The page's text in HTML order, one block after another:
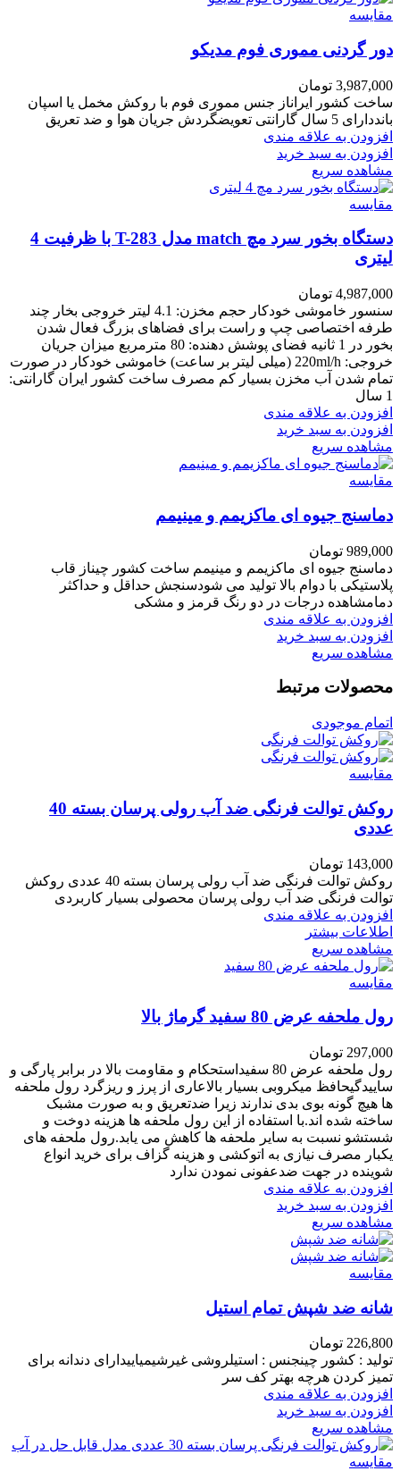
مقایسه
دور گردنی مموری فوم مدیکو
3,987,000 تومان
ساخت کشور ایراناز جنس مموری فوم با روکش مخمل یا اسپان
بانددارای 5 سال گارانتی تعویضگردش جریان هوا و ضد تعریق
افزودن به علاقه مندی
افزودن به سبد خرید
مشاهده سریع
مقایسه
دستگاه بخور سرد مچ match مدل T-283 با ظرفیت 4
لیتری
4,987,000 تومان
سنسور خاموشی خودکار حجم مخزن: 4.1 لیتر خروجی بخار چند
طرفه اختصاصی چپ و راست برای فضاهای بزرگ فعال شدن
بخور در 1 ثانیه فضای پوشش دهنده: 80 مترمربع میزان جریان
خروجی: 220ml/h (میلی لیتر بر ساعت) خاموشی خودکار در صورت
تمام شدن آب مخزن بسیار کم مصرف ساخت کشور ایران گارانتی:
1 سال
افزودن به علاقه مندی
افزودن به سبد خرید
مشاهده سریع
مقایسه
دماسنج جیوه ای ماکزیمم و مینیمم
989,000 تومان
دماسنج جیوه ای ماکزیمم و مینیمم ساخت کشور چیناز قاب
پلاستیکی با دوام بالا تولید می شودسنجش حداقل و حداکثر
دمامشاهده درجات در دو رنگ قرمز و مشکی
افزودن به علاقه مندی
افزودن به سبد خرید
مشاهده سریع
محصولات مرتبط
اتمام موجودی
مقایسه
روکش توالت فرنگی ضد آب رولی پرسان بسته 40
عددی
143,000 تومان
روکش توالت فرنگی ضد آب رولی پرسان بسته 40 عددی روکش
توالت فرنگی ضد آب رولی پرسان محصولی بسیار کاربردی
افزودن به علاقه مندی
اطلاعات بیشتر
مشاهده سریع
مقایسه
رول ملحفه عرض 80 سفید گرماژ بالا
297,000 تومان
رول ملحفه عرض 80 سفیداستحکام و مقاومت بالا در برابر پارگی و
ساییدگیحافظ میکروبی بسیار بالاعاری از پرز و ریزگرد رول ملحفه
ها هیچ گونه بوی بدی ندارند زیرا ضدتعریق و به صورت مشبک
ساخته شده اند.با استفاده از این رول ملحفه ها هزینه دوخت و
شستشو نسبت به سایر ملحفه ها کاهش می یابد.رول ملحفه های
یکبار مصرف نیازی به اتوکشی و هزینه گزاف برای خرید انواع
شوینده در جهت ضدعفونی نمودن ندارد
افزودن به علاقه مندی
افزودن به سبد خرید
مشاهده سریع
مقایسه
شانه ضد شپش تمام استیل
226,800 تومان
تولید : کشور چینجنس : استیلروشی غیرشیمیاییدارای دندانه برای
تمیز کردن هرچه بهتر کف سر
افزودن به علاقه مندی
افزودن به سبد خرید
مشاهده سریع
مقایسه